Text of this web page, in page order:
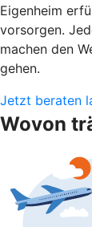
Eigenheim
vorsorgen.
machen den
gehen.
Jetzt beraten
Wovon